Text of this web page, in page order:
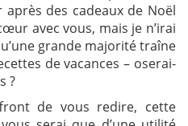
des cadeaux de Noël
avec vous, mais je n’irai
grande majorité traîne
de vacances – oserai-
?
de vous redire, cette